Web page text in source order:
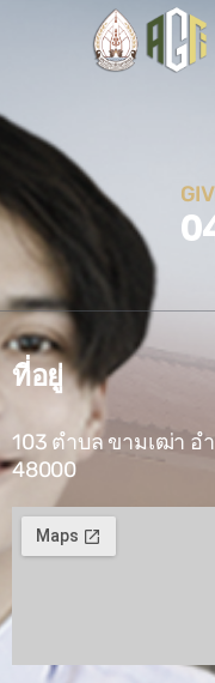
ที่อยู่
103 ตำบล ขามเฒ่า อ
48000